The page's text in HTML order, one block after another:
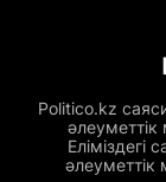
Politico.kz
әлеуметтік
әлеуметтік